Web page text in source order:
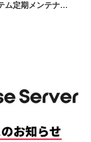
ム定期メンテナ…